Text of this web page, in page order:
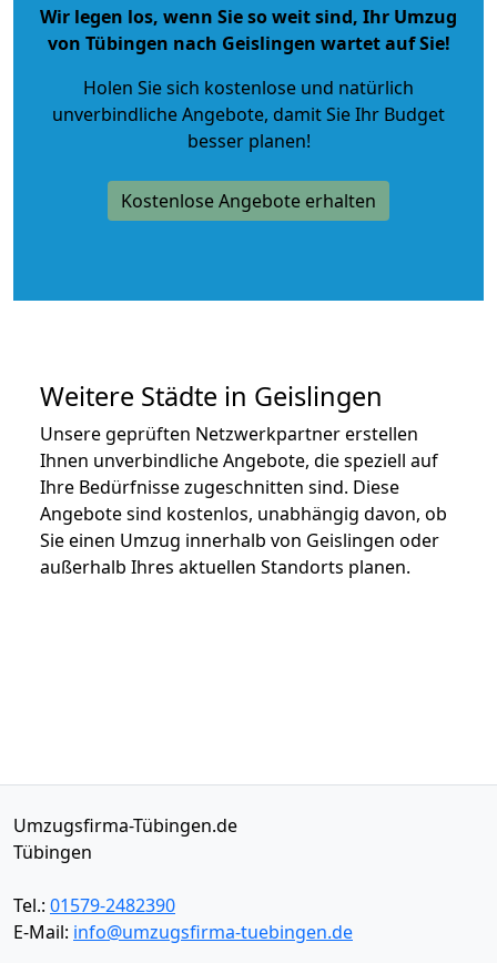
Wir legen los, wenn Sie so weit sind, Ihr Umzug
von Tübingen nach Geislingen wartet auf Sie!
Holen Sie sich kostenlose und natürlich
unverbindliche Angebote, damit Sie Ihr Budget
besser planen!
Kostenlose Angebote erhalten
Weitere Städte in Geislingen
Unsere geprüften Netzwerkpartner erstellen
Ihnen unverbindliche Angebote, die speziell auf
Ihre Bedürfnisse zugeschnitten sind. Diese
Angebote sind kostenlos, unabhängig davon, ob
Sie einen Umzug innerhalb von Geislingen oder
außerhalb Ihres aktuellen Standorts planen.
Umzugsfirma-Tübingen.de
Tübingen
Tel.: 01579-2482390
E-Mail: info@umzugsfirma-tuebingen.de